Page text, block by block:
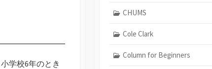
学校6年のとき
CHUMS
Cole Clark
Column for Beginners